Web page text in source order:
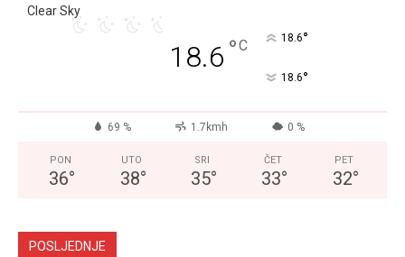
Clear Sky
18.6 °C 18.6°
18.6°
69 % 1.7kmh 0 %
PON
36°
UTO
38°
SRI
35°
ČET
33°
PET
32°
POSLJEDNJE